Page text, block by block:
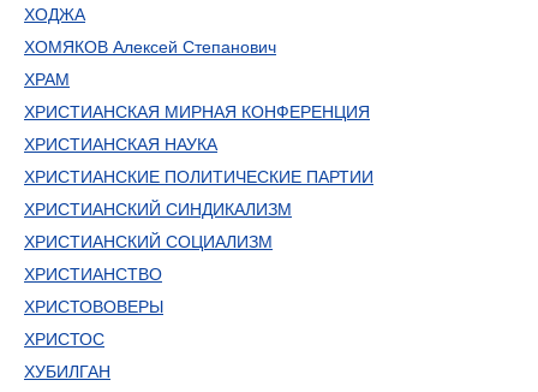
ХОДЖА
ХОМЯКОВ Алексей Степанович
ХРАМ
ХРИСТИАНСКАЯ МИРНАЯ КОНФЕРЕНЦИЯ
ХРИСТИАНСКАЯ НАУКА
ХРИСТИАНСКИЕ ПОЛИТИЧЕСКИЕ ПАРТИИ
ХРИСТИАНСКИЙ СИНДИКАЛИЗМ
ХРИСТИАНСКИЙ СОЦИАЛИЗМ
ХРИСТИАНСТВО
ХРИСТОВОВЕРЫ
ХРИСТОС
ХУБИЛГАН